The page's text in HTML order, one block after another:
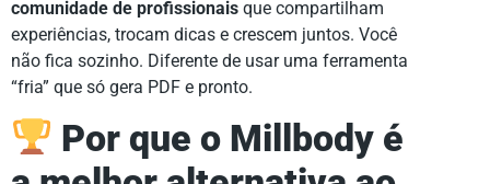
comunidade de profissionais que compartilham
experiências, trocam dicas e crescem juntos. Você
não fica sozinho. Diferente de usar uma ferramenta
“fria” que só gera PDF e pronto.
Por que o Millbody é